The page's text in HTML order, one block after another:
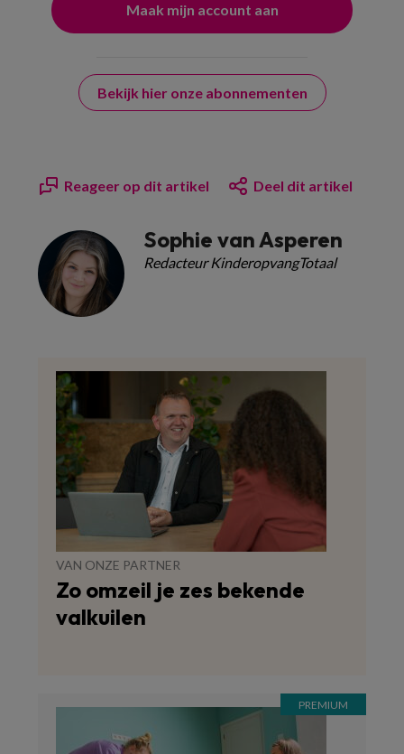
Bekijk hier onze abonnementen
Reageer op dit artikel Deel dit artikel
Sophie van Asperen
Redacteur KinderopvangTotaal
VAN ONZE PARTNER
Zo omzeil je zes bekende
valkuilen